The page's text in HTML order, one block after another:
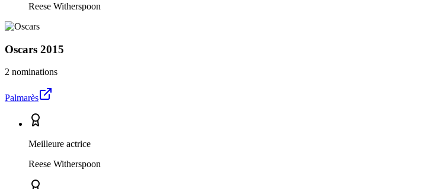
Reese Witherspoon
Oscars 2015
2 nominations
Palmarès
Meilleure actrice
Reese Witherspoon